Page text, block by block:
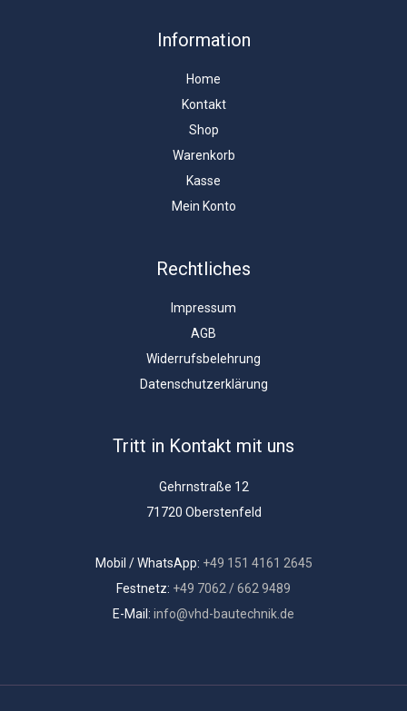
Information
Home
Kontakt
Shop
Warenkorb
Kasse
Mein Konto
Rechtliches
Impressum
AGB
Widerrufsbelehrung
Datenschutzerklärung
Tritt in Kontakt mit uns
Gehrnstraße 12
71720 Oberstenfeld
Mobil / WhatsApp: +49 151 4161 2645
Festnetz: +49 7062 / 662 9489
E-Mail: info@vhd-bautechnik.de